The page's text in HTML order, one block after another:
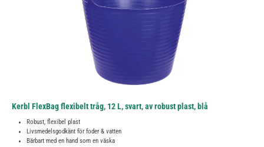
Kerbl FlexBag flexibelt tråg, 12 L, svart, av robust plast, blå
Robust, flexibel plast
Livsmedelsgodkänt för foder & vatten
Bärbart med en hand som en väska